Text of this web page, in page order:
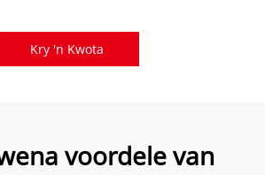
Kry 'n Kwota
voordele van